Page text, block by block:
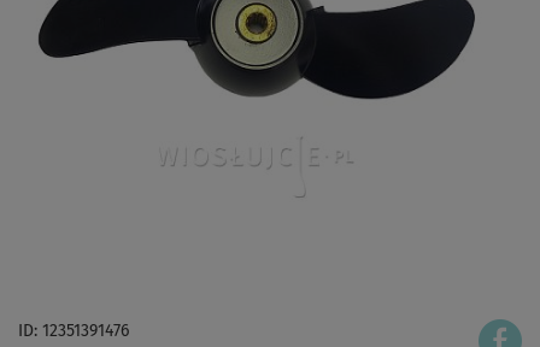
ID: 12351391476